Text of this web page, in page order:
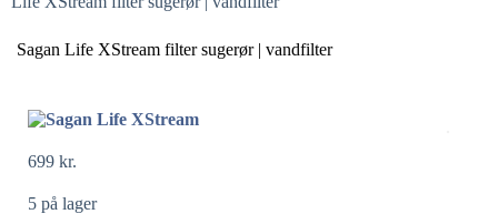
Sagan Life XStream filter sugerør | vandfilter
699 kr.
5 på lager